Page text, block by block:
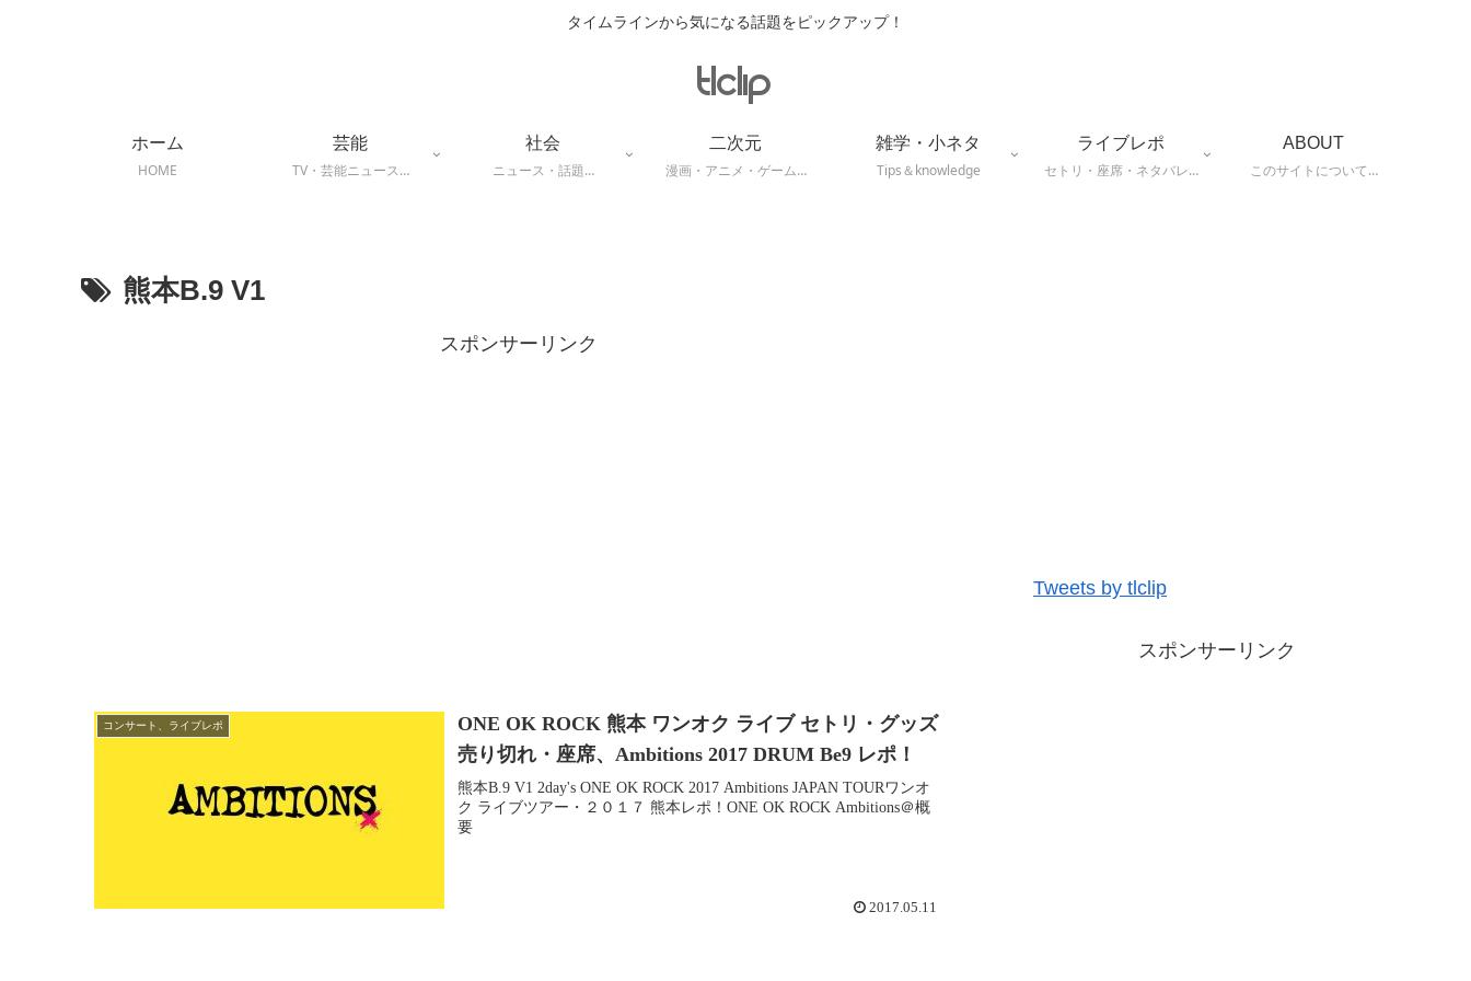
タイムラインから気になる話題をピックアップ！
ホーム
HOME
芸能
TV・芸能ニュース…
社会
ニュース・話題…
二次元
漫画・アニメ・ゲーム…
雑学・小ネタ
Tips＆knowledge
ライブレポ
セトリ・座席・ネタバレ…
ABOUT
このサイトについて…
熊本B.9 V1
スポンサーリンク
コンサート、ライブレポ
ONE OK ROCK 熊本 ワンオク ライブ セトリ・グッズ
売り切れ・座席、Ambitions 2017 DRUM Be9 レポ！
熊本B.9 V1 2day's ONE OK ROCK 2017 Ambitions JAPAN TOURワンオ
ク ライブツアー・２０１７ 熊本レポ！ONE OK ROCK Ambitions＠概
要
2017.05.11
Tweets by tlclip
スポンサーリンク